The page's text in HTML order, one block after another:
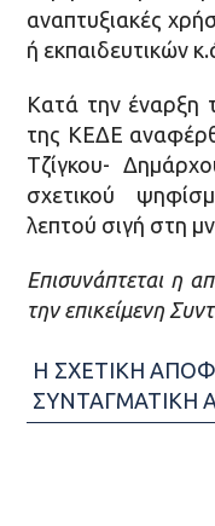
αναπτυξιακές
ή εκπαιδευτικών
Κατά την έναρξη
της ΚΕΔΕ
Τζίγκου-
σχετικού
λεπτού σιγή στη
Επισυνάπτεται η
την επικείμενη
Η ΣΧΕΤΙΚΗ
ΣΥΝΤΑΓΜΑΤΙΚΗ